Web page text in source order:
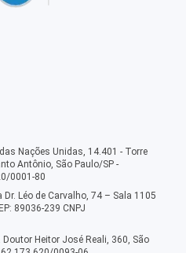
Nações Unidas, 14.401 - Torre
Antônio, São Paulo/SP -
0001-80
Léo de Carvalho, 74 – Sala 1105
89036-239 CNPJ
Heitor José Reali, 360, São